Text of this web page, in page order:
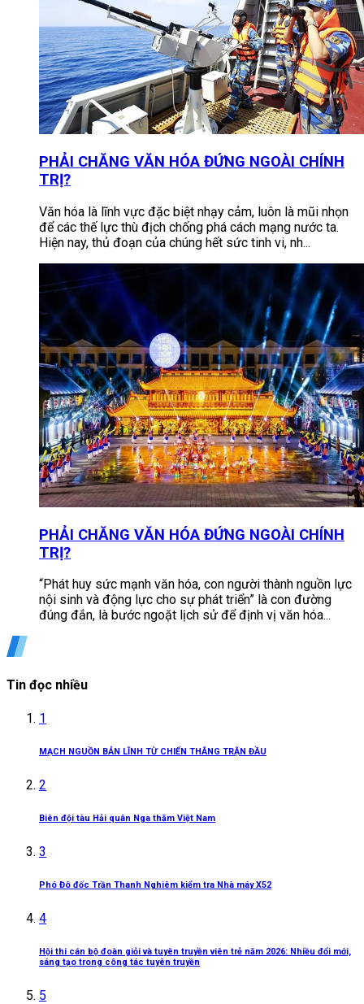
PHẢI CHĂNG VĂN HÓA ĐỨNG NGOÀI CHÍNH
TRỊ?
Văn hóa là lĩnh vực đặc biệt nhạy cảm, luôn là mũi nhọn
để các thế lực thù địch chống phá cách mạng nước ta.
Hiện nay, thủ đoạn của chúng hết sức tinh vi, nh...
PHẢI CHĂNG VĂN HÓA ĐỨNG NGOÀI CHÍNH
TRỊ?
“Phát huy sức mạnh văn hóa, con người thành nguồn lực
nội sinh và động lực cho sự phát triển” là con đường
đúng đắn, là bước ngoặt lịch sử để định vị văn hóa...
Tin đọc nhiều
1
MẠCH NGUỒN BẢN LĨNH TỪ CHIẾN THẮNG TRẬN ĐẦU
2
Biên đội tàu Hải quân Nga thăm Việt Nam
3
Phó Đô đốc Trần Thanh Nghiêm kiểm tra Nhà máy X52
4
Hội thi cán bộ đoàn giỏi và tuyên truyền viên trẻ năm 2026: Nhiều đổi mới,
sáng tạo trong công tác tuyên truyền
5